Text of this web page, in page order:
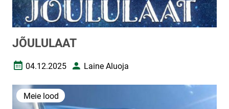
JÕULULAAT
Loomise kuupäev
04.12.2025 AutorLaine Aluoja
Meie lood